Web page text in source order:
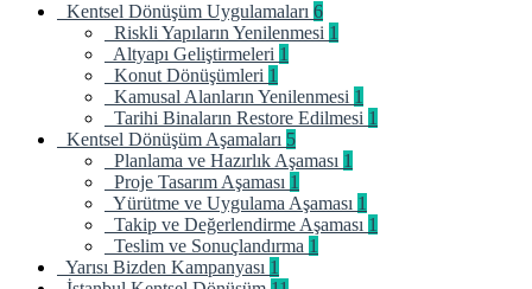
Kentsel Dönüşüm Uygulamaları 6
Riskli Yapıların Yenilenmesi 1
Altyapı Geliştirmeleri 1
Konut Dönüşümleri 1
Kamusal Alanların Yenilenmesi 1
Tarihi Binaların Restore Edilmesi 1
Kentsel Dönüşüm Aşamaları 5
Planlama ve Hazırlık Aşaması 1
Proje Tasarım Aşaması 1
Yürütme ve Uygulama Aşaması 1
Takip ve Değerlendirme Aşaması 1
Teslim ve Sonuçlandırma 1
Yarısı Bizden Kampanyası 1